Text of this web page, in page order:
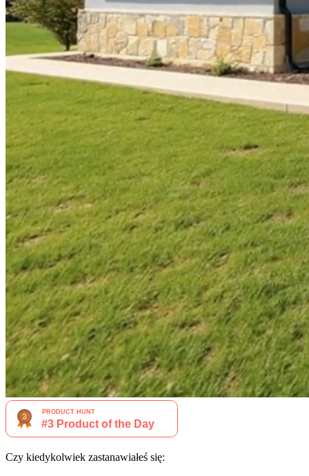
Czy kiedykolwiek zastanawiałeś się: